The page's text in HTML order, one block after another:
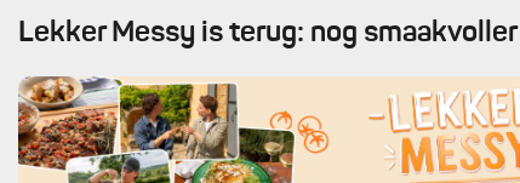
Lekker Messy is terug: nog